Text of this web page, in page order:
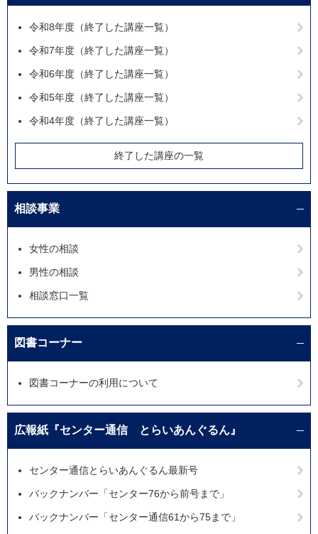
令和8年度（終了した講座一覧）
令和7年度（終了した講座一覧）
令和6年度（終了した講座一覧）
令和5年度（終了した講座一覧）
令和4年度（終了した講座一覧）
終了した講座の一覧
相談事業
女性の相談
男性の相談
相談窓口一覧
図書コーナー
図書コーナーの利用について
広報紙『センター通信 とらいあんぐるん』
センター通信とらいあんぐるん最新号
バックナンバー「センター76から前号まで」
バックナンバー「センター通信61から75まで」